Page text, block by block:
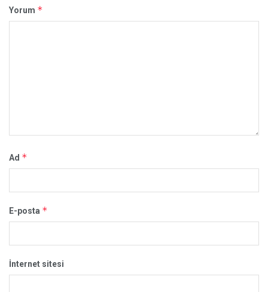
Yorum *
Ad *
E-posta *
İnternet sitesi